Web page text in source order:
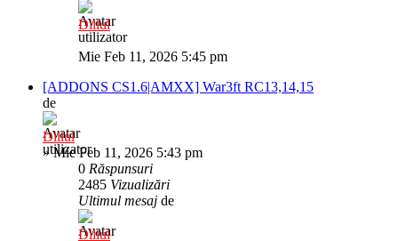
Diliul
Mie Feb 11, 2026 5:45 pm
[ADDONS CS1.6|AMXX] War3ft RC13,14,15
de
Diliul
»Mie Feb 11, 2026 5:43 pm
0 Răspunsuri
2485 Vizualizări
Ultimul mesaj de
Diliul